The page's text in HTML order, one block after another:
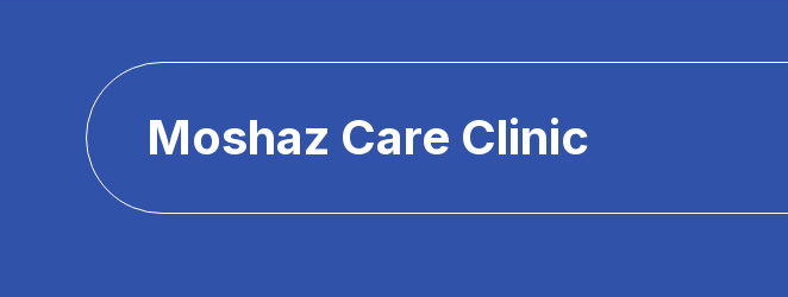
Moshaz Care Clinic